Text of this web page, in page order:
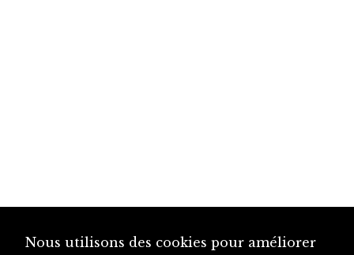
Nous utilisons des cookies pour améliorer